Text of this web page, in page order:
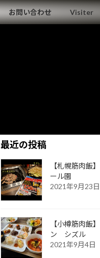
お問い合わせ Visiter
最近の投稿
【札幌筋肉飯
ール園
2021年9月23日
【小樽筋肉飯
ン シズル
2021年9月4日